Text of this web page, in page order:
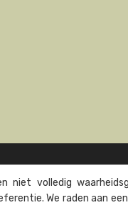
niet volledig
We raden aan een